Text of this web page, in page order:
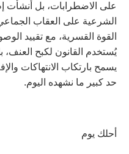
على الاضطرابات، بل أنشأت
الشرعية على العقاب
القوة القسرية، مع تقييد
يُستخدم القانون لكبح العنف،
يسمح بارتكاب الانتهاكات
حد كبير ما نشهده اليوم.
أحلك يوم